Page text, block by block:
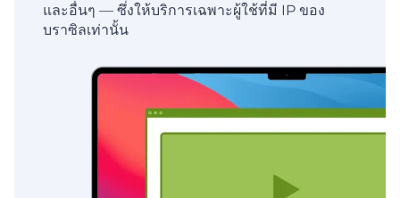
และอื่นๆ — ซึ่งให้บริการเฉพาะผู้ใช้ที่มี IP ของ
บราซิลเท่านั้น